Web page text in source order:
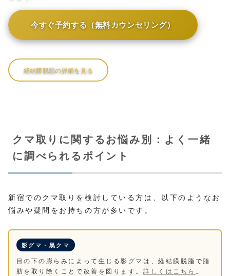
今すぐ予約する（無料カウンセリング）
経結膜脱脂の詳細を見る
クマ取りに関するお悩み別：よく一緒
に調べられるポイント
新宿でのクマ取りを検討している方は、以下のようなお
悩みや疑問をお持ちの方が多いです。
影グマ・黒クマ
目の下の膨らみによって生じる影グマは、経結膜脱脂で脂
肪を取り除くことで改善を図ります。詳しくはこちら 。